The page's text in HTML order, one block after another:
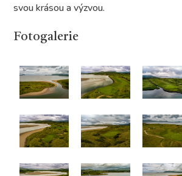
svou krásou a výzvou.
Fotogalerie